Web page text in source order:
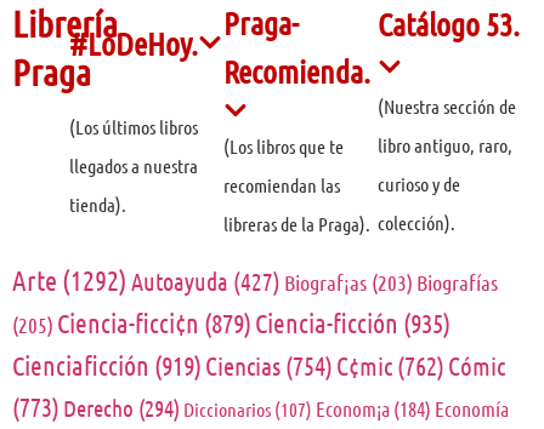
Arte (1292) Autoayuda (427) Biograf¡as (203) Biografías
(205) Ciencia-ficci¢n (879)Ciencia-ficción (935)
Cienciaficción (919) Ciencias (754) C¢mic (762) Cómic
(773) Derecho (294) Diccionarios (107) Econom¡a (184) Economía
Librería
Praga
#LoDeHoy.
(Los últimos libros
llegados a nuestra
tienda).
Praga-
Recomienda.
(Los libros que te
recomiendan las
libreras de la Praga).
Catálogo 53.
(Nuestra sección de
libro antiguo, raro,
curioso y de
colección).